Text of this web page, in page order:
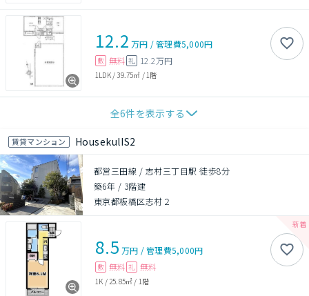
12.2 万円 /管理費5,000円
敷 無料 礼 12.2万円
1LDK/39.75㎡ / 1階
全6件を表示する
賃貸マンション HousekulIS2
都営三田線 / 志村三丁目駅 徒歩8分
築6年 / 3階建
東京都板橋区志村２
8.5 万円 /管理費5,000円
敷 無料 礼 無料
1K / 25.85㎡ / 1階